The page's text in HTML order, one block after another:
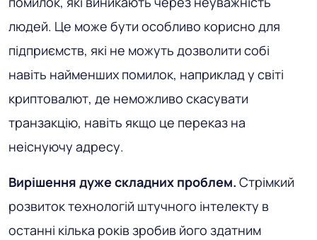
людей. Це може бути особливо корисно для
підприємств, які не можуть дозволити собі
навіть найменших помилок, наприклад у світі
криптовалют, де неможливо скасувати
транзакцію, навіть якщо це переказ на
неіснуючу адресу.
Вирішення дуже складних проблем. Стрімкий
розвиток технологій штучного інтелекту в
останні кілька років зробив його здатним